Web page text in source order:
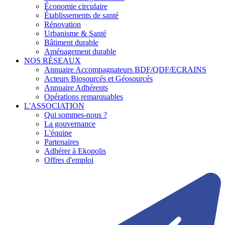
Économie circulaire
Établissements de santé
Rénovation
Urbanisme & Santé
Bâtiment durable
Aménagement durable
NOS RÉSEAUX
Annuaire Accompagnateurs BDF/QDF/ECRAINS
Acteurs Biosourcés et Géosourcés
Annuaire Adhérents
Opérations remarquables
L'ASSOCIATION
Qui sommes-nous ?
La gouvernance
L'équipe
Partenaires
Adhérer à Ekopolis
Offres d'emploi